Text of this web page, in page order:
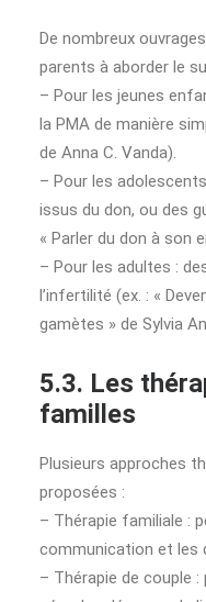
De nombreux
parents à aborder le
– Pour les jeunes
la PMA de manière
de Anna C. Vanda).
– Pour les
issus du don, ou des
« Parler du don à son
– Pour les adultes :
l’infertilité (ex. : «
gamètes » de Sylvia
5.3. Les
familles
Plusieurs approches
proposées :
– Thérapie familiale :
communication et les
– Thérapie de couple